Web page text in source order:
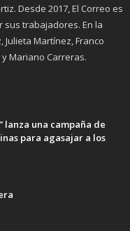
Desde 2017, El Correo es
trabajadores. En la
Martínez, Franco
Mariano Carreras.
lanza una campaña de
para agasajar a los